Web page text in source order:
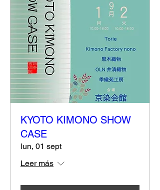
KYOTO KIMONO SHOW
CASE
lun, 01 sept
Leer más